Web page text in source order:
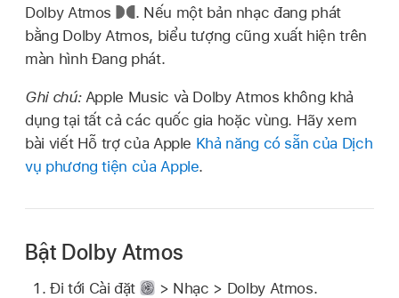
Dolby Atmos
. Nếu một bản nhạc đang phát
bằng Dolby Atmos, biểu tượng cũng xuất hiện trên
màn hình Đang phát.
Ghi chú: Apple Music và Dolby Atmos không khả
dụng tại tất cả các quốc gia hoặc vùng. Hãy xem
bài viết Hỗ trợ của Apple Khả năng có sẵn của Dịch
vụ phương tiện của Apple.
Bật Dolby Atmos
Đi tới Cài đặt
> Nhạc > Dolby Atmos.